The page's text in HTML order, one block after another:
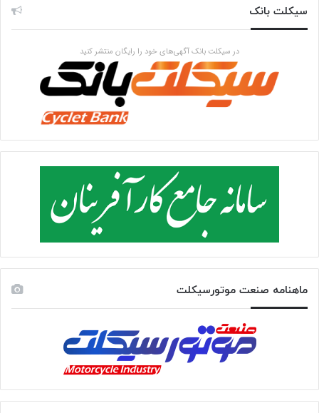
سیکلت بانک
در سیکلت بانک آگهی‌های خود را رایگان منتشر کنید
ماهنامه صنعت موتورسیکلت